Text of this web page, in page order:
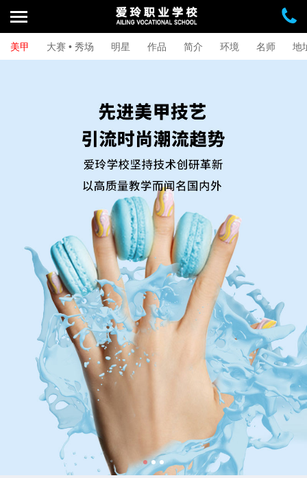
美甲 大赛 • 秀场 明星 作品 简介 环境 名师 地